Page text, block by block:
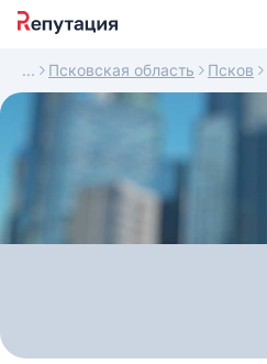
Псковская область Псков